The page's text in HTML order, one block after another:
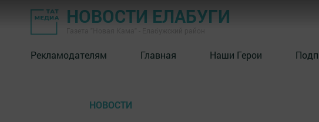
НОВОСТИ ЕЛАБУГИ
Рекламодателям Главная Наши Герои
НОВОСТИ